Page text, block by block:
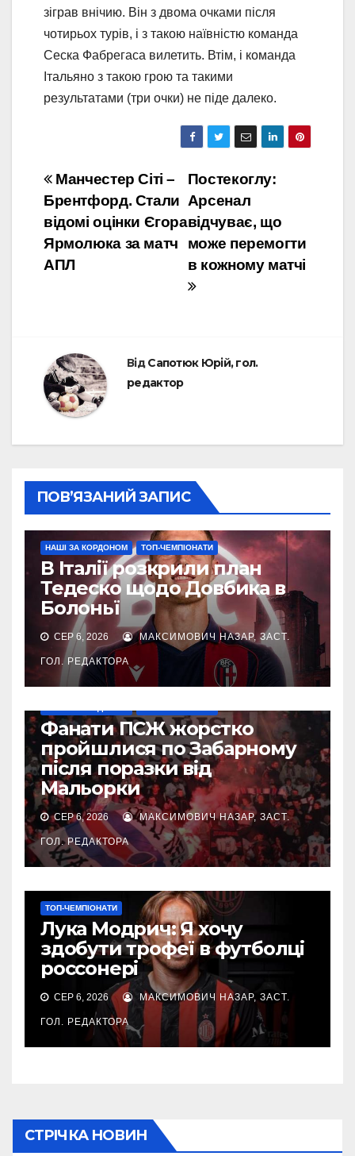
зіграв внічию. Він з двома очками після
чотирьох турів, і з такою наївністю команда
Сеска Фабрегаса вилетить. Втім, і команда
Італьяно з такою грою та такими
результатами (три очки) не піде далеко.
Навігація
записів
Постекоглу:
Арсенал
відчуває, що
може перемогти
в кожному матчі
Манчестер Сіті –
Брентфорд. Стали
відомі оцінки Єгора
Ярмолюка за матч
АПЛ
ВідСапотюк Юрій, гол.
редактор
ПОВ’ЯЗАНИЙ ЗАПИС
НАШІ ЗА КОРДОНОМ ТОП-ЧЕМПІОНАТИ
В Італії розкрили план
Тедеско щодо Довбика в
Болоньї
СЕР 6, 2026 МАКСИМОВИЧ НАЗАР, ЗАСТ.
ГОЛ. РЕДАКТОРА
Фанати ПСЖ жорстко
пройшлися по Забарному
після поразки від
Мальорки
СЕР 6, 2026 МАКСИМОВИЧ НАЗАР, ЗАСТ.
ГОЛ. РЕДАКТОРА
ТОП-ЧЕМПІОНАТИ
Лука Модрич: Я хочу
здобути трофеї в футболці
россонері
СЕР 6, 2026 МАКСИМОВИЧ НАЗАР, ЗАСТ.
ГОЛ. РЕДАКТОРА
СТРІЧКА НОВИН